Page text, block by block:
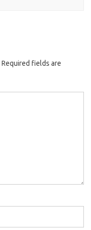
Required fields are